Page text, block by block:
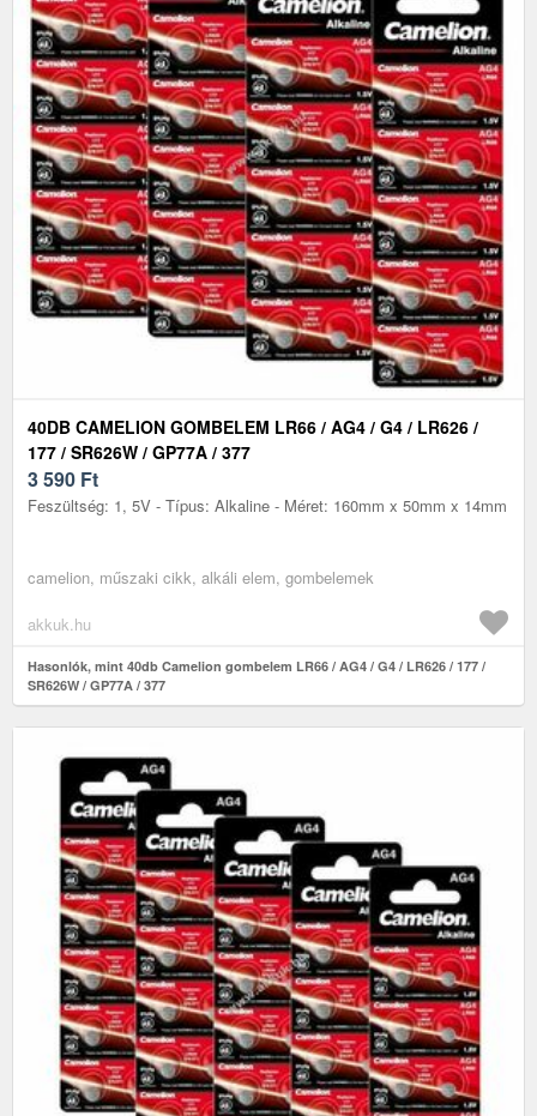
40DB CAMELION GOMBELEM LR66 / AG4 / G4 / LR626 /
177 / SR626W / GP77A / 377
3 590 Ft
Feszültség: 1, 5V - Típus: Alkaline - Méret: 160mm x 50mm x 14mm
camelion, műszaki cikk, alkáli elem, gombelemek
akkuk.hu
Hasonlók, mint 40db Camelion gombelem LR66 / AG4 / G4 / LR626 / 177 /
SR626W / GP77A / 377